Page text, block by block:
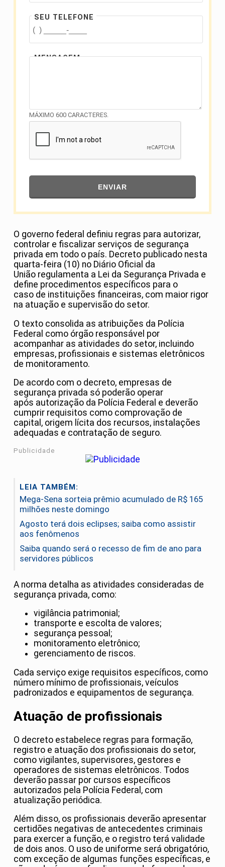
SEU TELEFONE
MENSAGEM
MÁXIMO 600 CARACTERES.
ENVIAR
O governo federal definiu regras para autorizar,
controlar e fiscalizar serviços de segurança
privada em todo o país. Decreto publicado nesta
quarta-feira (10) no Diário Oficial da
União regulamenta a Lei da Segurança Privada e
define procedimentos específicos para o
caso de instituições financeiras, com maior rigor
na atuação e supervisão do setor.
O texto consolida as atribuições da Polícia
Federal como órgão responsável por
acompanhar as atividades do setor, incluindo
empresas, profissionais e sistemas eletrônicos
de monitoramento.
De acordo com o decreto, empresas de
segurança privada só poderão operar
após autorização da Polícia Federal e deverão
cumprir requisitos como comprovação de
capital, origem lícita dos recursos, instalações
adequadas e contratação de seguro.
Publicidade
LEIA TAMBÉM:
Mega-Sena sorteia prêmio acumulado de R$ 165
milhões neste domingo
Agosto terá dois eclipses; saiba como assistir
aos fenômenos
Saiba quando será o recesso de fim de ano para
servidores públicos
A norma detalha as atividades consideradas de
segurança privada, como:
vigilância patrimonial;
transporte e escolta de valores;
segurança pessoal;
monitoramento eletrônico;
gerenciamento de riscos.
Cada serviço exige requisitos específicos, como
número mínimo de profissionais, veículos
padronizados e equipamentos de segurança.
Atuação de profissionais
O decreto estabelece regras para formação,
registro e atuação dos profissionais do setor,
como vigilantes, supervisores, gestores e
operadores de sistemas eletrônicos. Todos
deverão passar por cursos específicos
autorizados pela Polícia Federal, com
atualização periódica.
Além disso, os profissionais deverão apresentar
certidões negativas de antecedentes criminais
para exercer a função, e o registro terá validade
de dois anos. O uso de uniforme será obrigatório,
com exceção de algumas funções específicas, e